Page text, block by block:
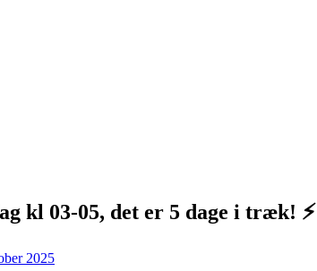
kl 03-05, det er 5 dage i træk! ⚡️
2025